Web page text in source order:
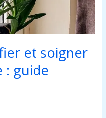
et soigner
: guide